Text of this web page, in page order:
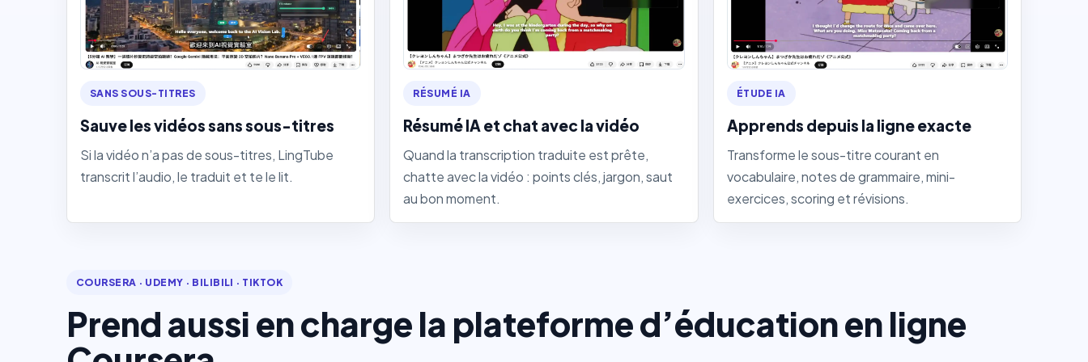
SANS SOUS-TITRES
Sauve les vidéos sans sous-titres
Si la vidéo n’a pas de sous-titres, LingTube
transcrit l’audio, le traduit et te le lit.
RÉSUMÉ IA
Résumé IA et chat avec la vidéo
Quand la transcription traduite est prête,
chatte avec la vidéo : points clés, jargon, saut
au bon moment.
ÉTUDE IA
Apprends depuis la ligne exacte
Transforme le sous-titre courant en
vocabulaire, notes de grammaire, mini-
exercices, scoring et révisions.
COURSERA · UDEMY · BILIBILI · TIKTOK
Prend aussi en charge la plateforme d’éducation en ligne